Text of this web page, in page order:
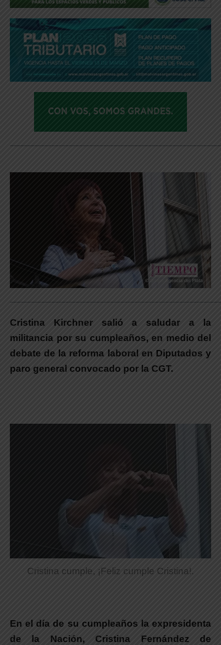
Cristina Kirchner salió a saludar a la
militancia por su cumpleaños, en medio del
debate de la reforma laboral en Diputados y
paro general convocado por la CGT.
Cristina cumple, ¡Feliz cumple Cristina!.
En el día de su cumpleaños la expresidenta
de la Nación, Cristina Fernández de